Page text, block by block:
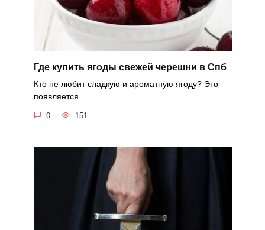
Где купить ягоды свежей черешни в Спб
Кто не любит сладкую и ароматную ягоду? Это
появляется
0 151